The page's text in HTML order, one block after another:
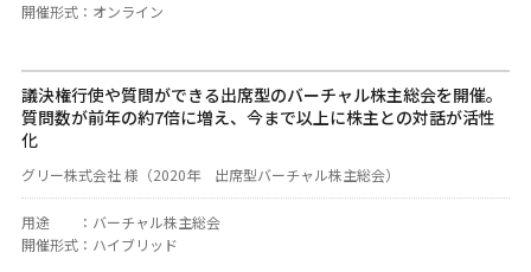
開催形式： オンライン
議決権行使や質問ができる出席型のバーチャル株主総会を開催。
質問数が前年の約7倍に増え、今まで以上に株主との対話が活性
化
グリー株式会社 様（2020年 出席型バーチャル株主総会）
用途 ： バーチャル株主総会
開催形式： ハイブリッド